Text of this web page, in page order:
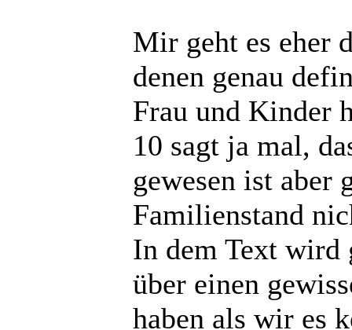
Mir geht es eher
denen genau
Frau und Kinder
10 sagt ja mal,
gewesen ist aber
Familienstand
In dem Text wird
über einen
haben als wir es